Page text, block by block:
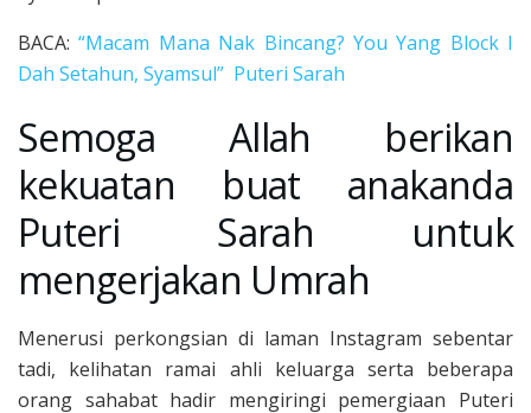
BACA:“Macam Mana Nak Bincang? You Yang Block I
Dah Setahun, Syamsul” Puteri Sarah
Semoga Allah berikan
kekuatan buat anakanda
Puteri Sarah untuk
mengerjakan Umrah
Menerusi perkongsian di laman Instagram sebentar
tadi, kelihatan ramai ahli keluarga serta beberapa
orang sahabat hadir mengiringi pemergiaan Puteri